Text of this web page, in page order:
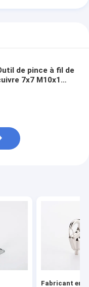
de pince à fil de
7x7 M10x1
Fabricant en